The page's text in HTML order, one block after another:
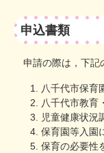
申込書類
申請の際は，下記
八千代市保育
八千代市教育
児童健康状況
保育園等入園
保育の必要性